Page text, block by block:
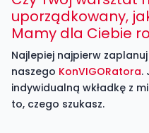
uporządkowany,
Mamy dla Ciebie
Najlepiej najpierw
naszego KonVIGORatora.
indywidualną wkładkę z
to, czego szukasz.